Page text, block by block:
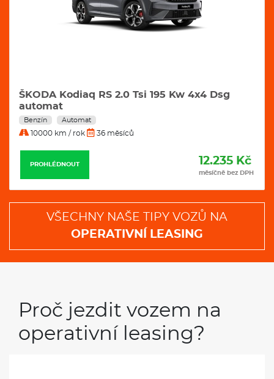
ŠKODA Kodiaq RS 2.0 Tsi 195 Kw 4x4 Dsg
automat
Benzín Automat
10000 km / rok 36 měsíců
PROHLÉDNOUT 12.235 Kč
měsíčně bez DPH
VŠECHNY NAŠE TIPY VOZŮ NA
OPERATIVNÍ LEASING
Proč jezdit vozem na
operativní leasing?